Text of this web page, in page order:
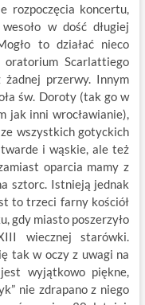
rozpoczęcia koncertu,
w dość długiej
to działać nieco
Scarlattiego
przerwy. Innym
św. Doroty (tak go w
jak inni wrocławianie),
wszystkich gotyckich
twarde i wąskie, ale też
oparcia mamy z
sztorc. Istnieją jednak
to trzeci farny kościół
gdy miasto poszerzyło
wiecznej starówki.
tak w oczy z uwagi na
wyjątkowo piękne,
nie zdrapano z niego